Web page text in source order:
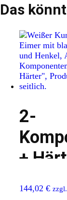
Das
2-
+
144,02 €